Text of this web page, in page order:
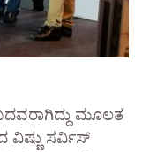
ಮೂಲತ
ವಿಷ್ಣು ಸರ್ವಿಸ್